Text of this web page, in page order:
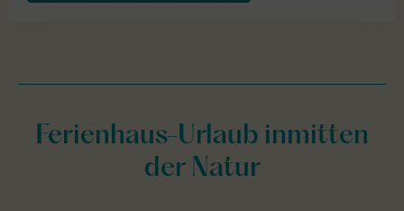
Ferienhaus-Urlaub inmitten
der Natur